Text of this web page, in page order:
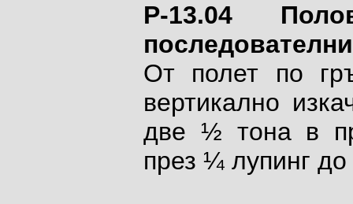
P-13.04
От полет по
вертикално
две ½ тона в
през ¼ лупинг